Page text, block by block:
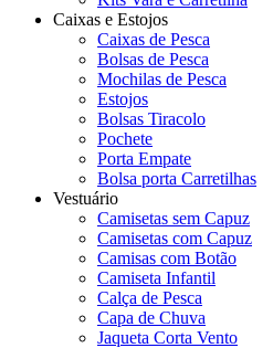
Caixas e Estojos
Caixas de Pesca
Bolsas de Pesca
Mochilas de Pesca
Estojos
Bolsas Tiracolo
Pochete
Porta Empate
Bolsa porta Carretilhas
Vestuário
Camisetas sem Capuz
Camisetas com Capuz
Camisas com Botão
Camiseta Infantil
Calça de Pesca
Capa de Chuva
Jaqueta Corta Vento